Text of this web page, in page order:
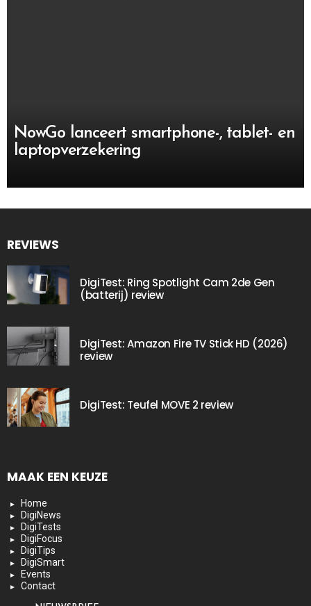
NowGo lanceert smartphone-, tablet- en
laptopverzekering
REVIEWS
DigiTest: Ring Spotlight Cam 2de Gen
(batterij) review
DigiTest: Amazon Fire TV Stick HD (2026)
review
DigiTest: Teufel MOVE 2 review
MAAK EEN KEUZE
Home
DigiNews
DigiTests
DigiFocus
DigiTips
DigiSmart
Events
Contact